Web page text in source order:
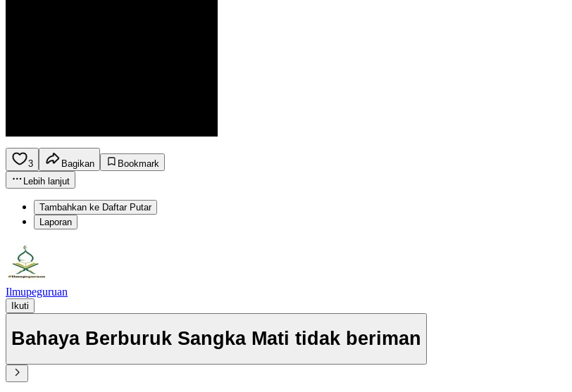
3 Bagikan
Bookmark
Lebih lanjut
Tambahkan ke Daftar Putar
Laporan
Ilmupeguruan
Ikuti
Bahaya Berburuk Sangka Mati tidak beriman